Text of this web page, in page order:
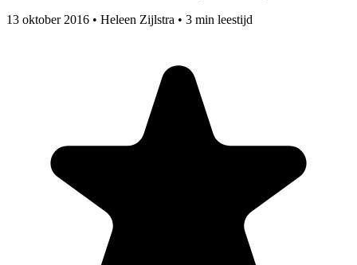
13 oktober 2016 • Heleen Zijlstra • 3 min leestijd